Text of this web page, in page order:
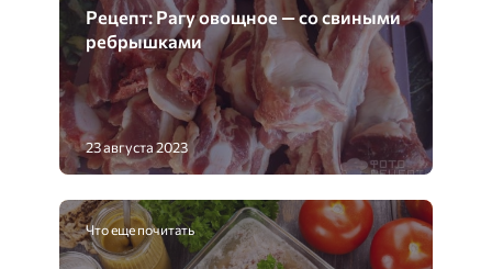
Рецепт: Рагу овощное — со свиными
ребрышками
23 августа 2023
Что еще почитать